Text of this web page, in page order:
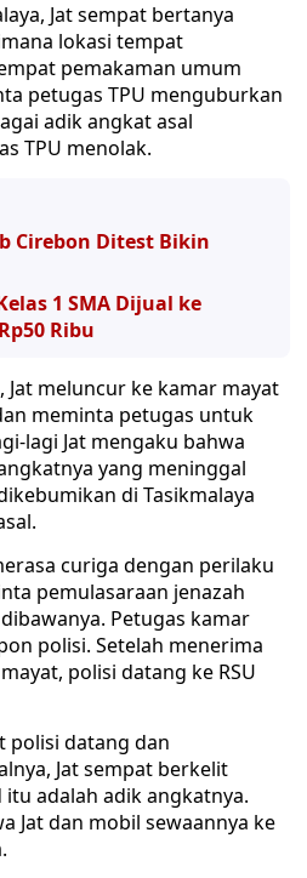
Jat sempat bertanya
lokasi tempat
pemakaman umum
petugas TPU menguburkan
adik angkat asal
TPU menolak.
Cirebon Ditest Bikin
1 SMA Dijual ke
Ribu
Jat meluncur ke kamar mayat
meminta petugas untuk
lagi Jat mengaku bahwa
yang meninggal
di Tasikmalaya
curiga dengan perilaku
pemulasaraan jenazah
Petugas kamar
polisi. Setelah menerima
polisi datang ke RSU
polisi datang dan
Jat sempat berkelit
adalah adik angkatnya.
Jat dan mobil sewaannya ke